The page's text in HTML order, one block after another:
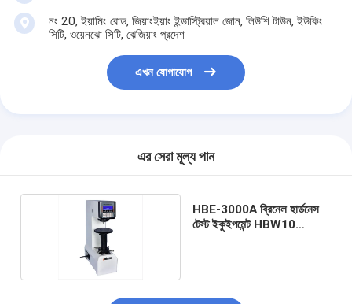
নং 20, ইয়ামিং রোড, জিয়াংইয়াং ইন্ডাস্ট্রিয়াল জোন, লিউশি টাউন, ইউকিং
সিটি, ওয়েনঝো সিটি, ঝেজিয়াং প্রদেশ
এখন যোগাযোগ
এর সেরা মূল্য পান
HBE-3000A ব্রিনেল হার্ডনেস
টেস্ট ইকুইপমেন্ট HBW10